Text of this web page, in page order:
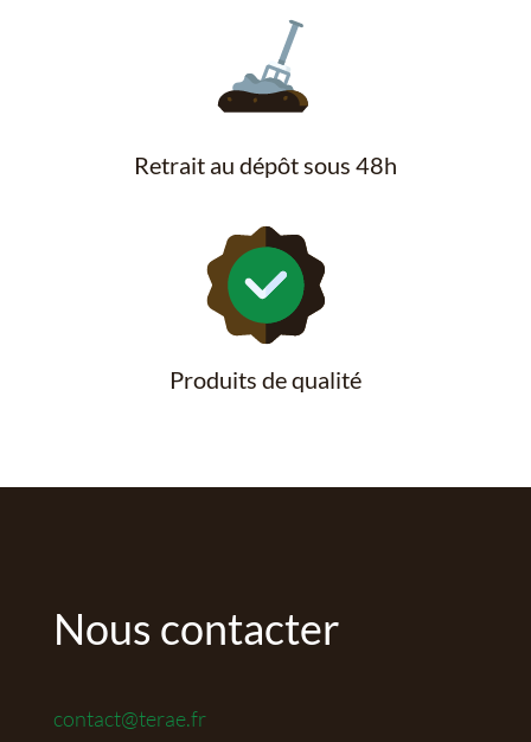
Retrait au dépôt sous 48h
Produits de qualité
Nous contacter
contact@terae.fr